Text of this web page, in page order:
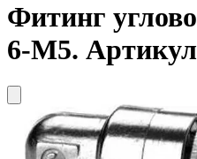
Фитинг
6-M5.